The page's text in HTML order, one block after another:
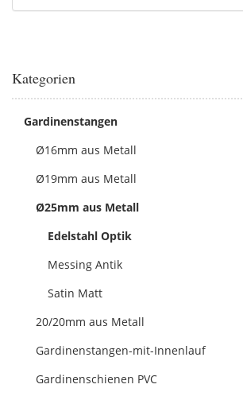
Kategorien
Gardinenstangen
Ø16mm aus Metall
Ø19mm aus Metall
Ø25mm aus Metall
Edelstahl Optik
Messing Antik
Satin Matt
20/20mm aus Metall
Gardinenstangen-mit-Innenlauf
Gardinenschienen PVC